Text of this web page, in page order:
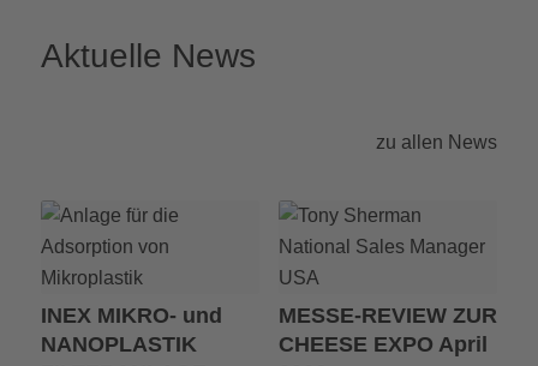
Aktuelle News
zu allen News
INEX MIKRO- und
NANOPLASTIK
MESSE-REVIEW ZUR
CHEESE EXPO April